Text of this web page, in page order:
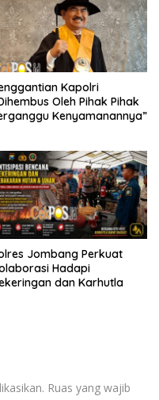
Kapolri
Oleh Pihak Pihak
Kenyamanannya”
Jombang Perkuat
Hadapi
dan Karhutla
Ruas yang wajib